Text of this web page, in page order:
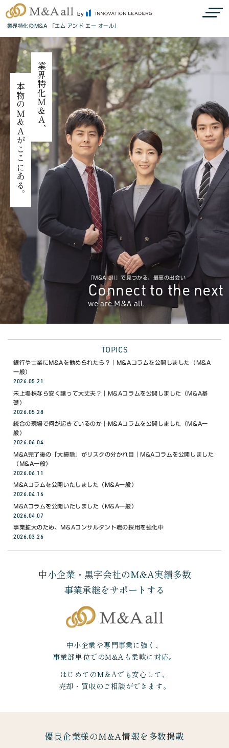
by
業界特化のM&A 「エム アンド エー オール」
WEBで無料相談
03-6453-8468
電話で無料相談 9:00〜18:00(月〜金)
業界特化Ｍ＆Ａ、
本物のＭ＆Ａがここにある。
『M&A all』で見つかる、最高の出会い
Connect to the next
we are M&A all.
TOPICS
銀行や士業にM&Aを勧められたら？｜M&Aコラムを公開しました（M&A
一般）
2026.05.21
未上場株なら安く譲って大丈夫？｜M&Aコラムを公開しました（M&A基
礎）
2026.05.28
統合の現場で何が起きているのか｜M&Aコラムを公開しました（M&A一
般）
2026.06.04
M&A完了後の「大掃除」がリスクの分かれ目｜M&Aコラムを公開しました
（M&A一般）
2026.06.11
M&Aコラムを公開いたしました（M&A一般）
2026.04.16
M&Aコラムを公開いたしました（M&A一般）
2026.04.07
事業拡大のため、M&Aコンサルタント職の採用を強化中
2026.03.26
中小企業・黒字会社のM&A実績多数
事業承継をサポートする
中小企業や専門事業に強く、
事業部単位でのM&Aも柔軟に対応。
はじめてのM＆Aでも安心して、
売却・買収のご相談ができます。
優良企業様のM&A情報を多数掲載